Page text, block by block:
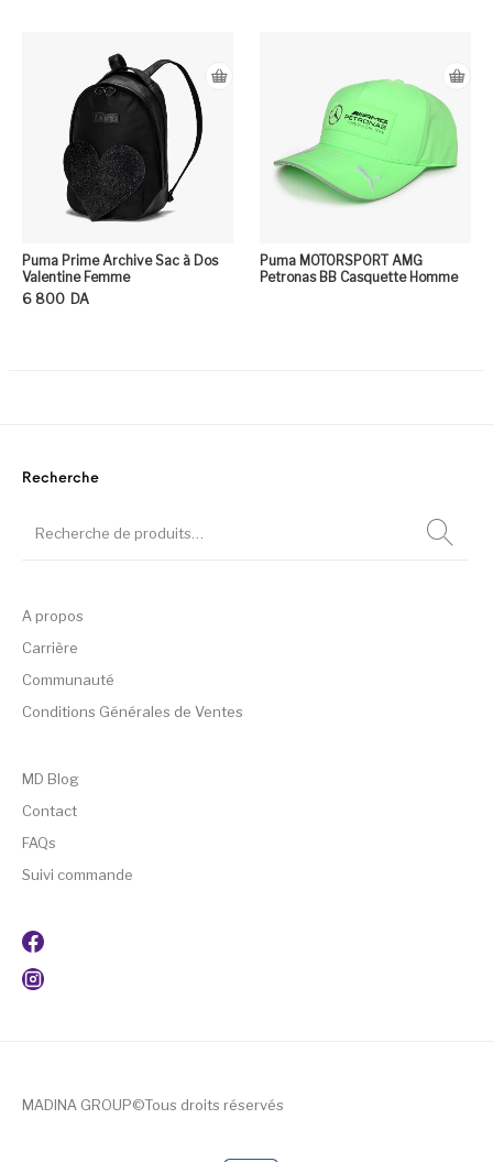
Puma Prime Archive Sac à Dos
Valentine Femme
6 800 DA
Puma MOTORSPORT AMG
Petronas BB Casquette Homme
Recherche
A propos
Carrière
Communauté
Conditions Générales de Ventes
MD Blog
Contact
FAQs
Suivi commande
MADINA GROUP©Tous droits réservés